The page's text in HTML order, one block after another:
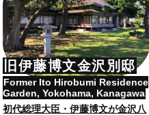
旧伊藤博文金沢別邸
Former Ito Hirobumi Residence
Garden, Yokohama, Kanagawa
初代総理大臣・伊藤博文が金沢八